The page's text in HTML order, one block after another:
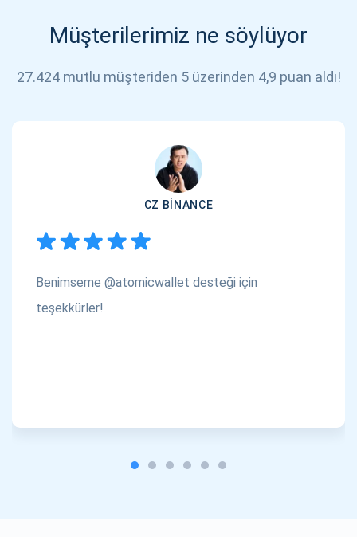
Müşterilerimiz ne söylüyor
27.424 mutlu müşteriden 5 üzerinden 4,9 puan aldı!
CZ BINANCE
Benimseme @atomicwallet desteği için
teşekkürler!